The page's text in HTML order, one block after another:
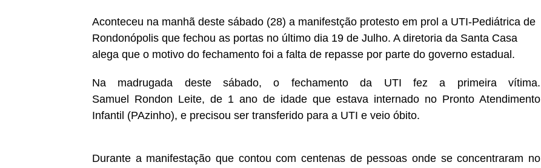
Aconteceu na manhã deste sábado (28) a manifestção protesto em prol a UTI-Pediátrica de
Rondonópolis que fechou as portas no último dia 19 de Julho. A diretoria da Santa Casa
alega que o motivo do fechamento foi a falta de repasse por parte do governo estadual.
Na madrugada deste sábado, o fechamento da UTI fez a primeira vítima.
Samuel Rondon Leite, de 1 ano de idade que estava internado no Pronto Atendimento
Infantil (PAzinho), e precisou ser transferido para a UTI e veio óbito.
Durante a manifestação que contou com centenas de pessoas onde se concentraram no